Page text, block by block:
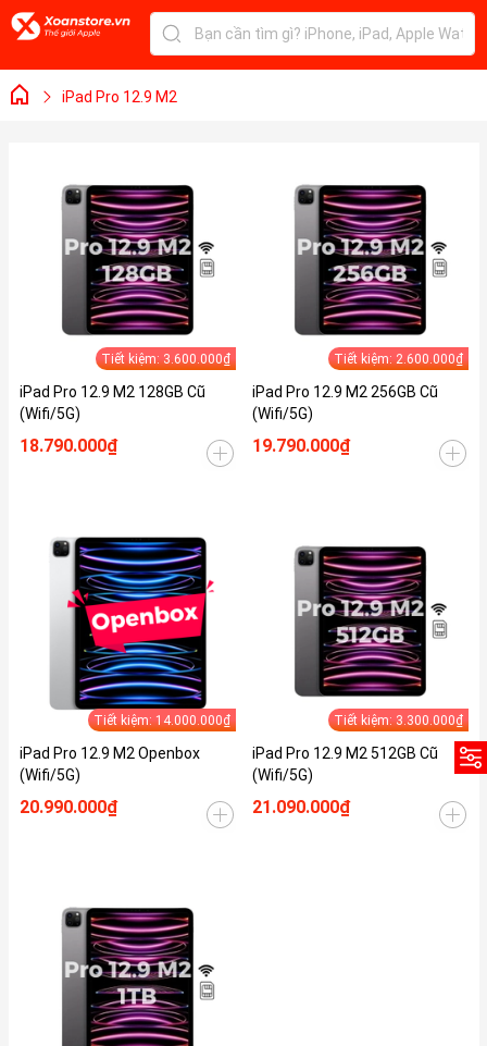
iPad Pro 12.9 M2
Tiết kiệm: 3.600.000₫
iPad Pro 12.9 M2 128GB Cũ
(Wifi/5G)
18.790.000₫
Tiết kiệm: 2.600.000₫
iPad Pro 12.9 M2 256GB Cũ
(Wifi/5G)
19.790.000₫
Tiết kiệm: 14.000.000₫
iPad Pro 12.9 M2 Openbox
(Wifi/5G)
20.990.000₫
Tiết kiệm: 3.300.000₫
iPad Pro 12.9 M2 512GB Cũ
(Wifi/5G)
21.090.000₫